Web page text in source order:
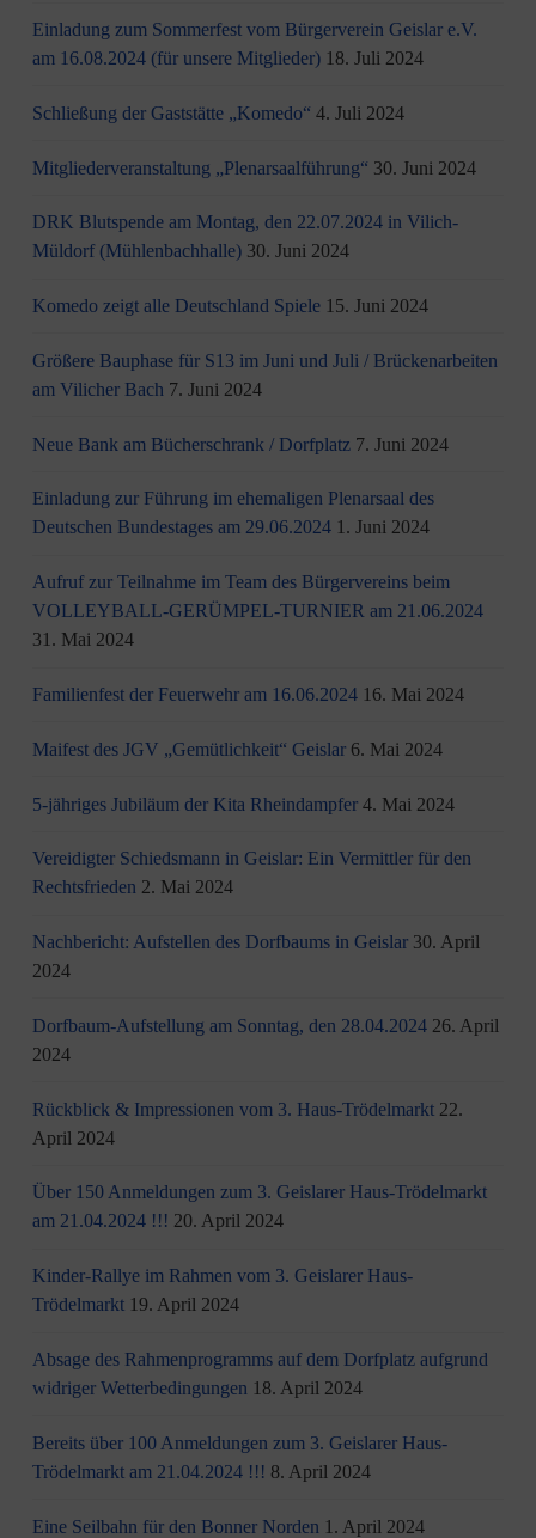
Einladung zum Sommerfest vom Bürgerverein Geislar e.V.
am 16.08.2024 (für unsere Mitglieder) 18. Juli 2024
Schließung der Gaststätte „Komedo“ 4. Juli 2024
Mitgliederveranstaltung „Plenarsaalführung“ 30. Juni 2024
DRK Blutspende am Montag, den 22.07.2024 in Vilich-
Müldorf (Mühlenbachhalle) 30. Juni 2024
Komedo zeigt alle Deutschland Spiele 15. Juni 2024
Größere Bauphase für S13 im Juni und Juli / Brü­cken­ar­bei­ten
am Vi­li­cher Bach 7. Juni 2024
Neue Bank am Bücherschrank / Dorfplatz 7. Juni 2024
Einladung zur Führung im ehemaligen Plenarsaal des
Deutschen Bundestages am 29.06.2024 1. Juni 2024
Aufruf zur Teilnahme im Team des Bürgervereins beim
VOLLEYBALL-GERÜMPEL-TURNIER am 21.06.2024
31. Mai 2024
Familienfest der Feuerwehr am 16.06.2024 16. Mai 2024
Maifest des JGV „Gemütlichkeit“ Geislar 6. Mai 2024
5-jähriges Jubiläum der Kita Rheindampfer 4. Mai 2024
Vereidigter Schiedsmann in Geislar: Ein Vermittler für den
Rechtsfrieden 2. Mai 2024
Nachbericht: Aufstellen des Dorfbaums in Geislar 30. April
2024
Dorfbaum-Aufstellung am Sonntag, den 28.04.2024 26. April
2024
Rückblick & Impressionen vom 3. Haus-Trödelmarkt 22.
April 2024
Über 150 Anmeldungen zum 3. Geislarer Haus-Trödelmarkt
am 21.04.2024 !!! 20. April 2024
Kinder-Rallye im Rahmen vom 3. Geislarer Haus-
Trödelmarkt 19. April 2024
Absage des Rahmenprogramms auf dem Dorfplatz aufgrund
widriger Wetterbedingungen 18. April 2024
Bereits über 100 Anmeldungen zum 3. Geislarer Haus-
Trödelmarkt am 21.04.2024 !!! 8. April 2024
Eine Seilbahn für den Bonner Norden 1. April 2024